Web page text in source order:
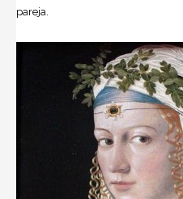
pa­reja.